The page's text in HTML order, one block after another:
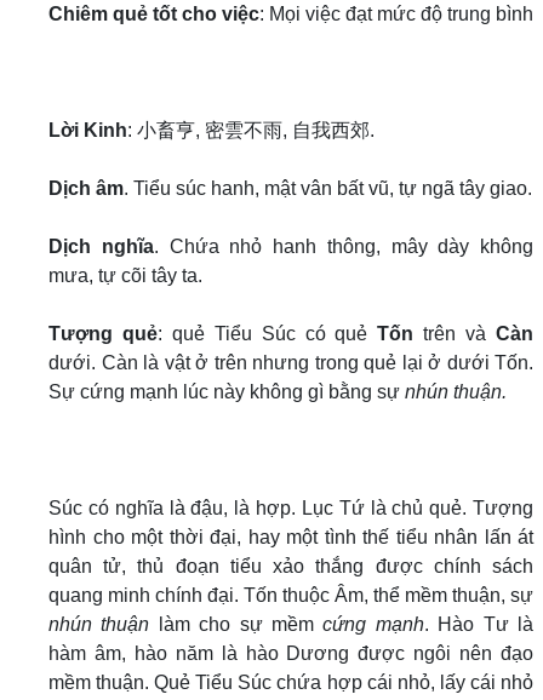
Chiêm quẻ tốt cho việc: Mọi việc đạt mức độ trung bình
Lời Kinh: 小畜亨, 密雲不雨, 自我西郊.
Dịch âm. Tiểu súc hanh, mật vân bất vũ, tự ngã tây giao.
Dịch nghĩa. Chứa nhỏ hanh thông, mây dày không
mưa, tự cõi tây ta.
Tượng quẻ: quẻ Tiểu Súc có quẻTốn trên vàCàn
dưới. Càn là vật ở trên nhưng trong quẻ lại ở dưới Tốn.
Sự cứng mạnh lúc này không gì bằng sự nhún thuận.
Súc có nghĩa là đậu, là hợp. Lục Tứ là chủ quẻ. Tượng
hình cho một thời đại, hay một tình thế tiểu nhân lấn át
quân tử, thủ đoạn tiểu xảo thắng được chính sách
quang minh chính đại. Tốn thuộc Âm, thể mềm thuận, sự
nhún thuận làm cho sự mềmcứng mạnh. Hào Tư là
hàm âm, hào năm là hào Dương được ngôi nên đạo
mềm thuận. Quẻ Tiểu Súc chứa hợp cái nhỏ, lấy cái nhỏ